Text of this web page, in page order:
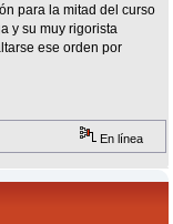
para la mitad del curso
y su muy rigorista
ese orden por
En línea